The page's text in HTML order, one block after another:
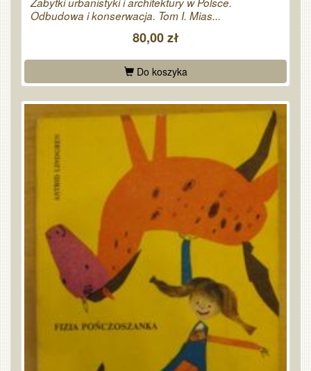
Odbudowa i konserwacja. Tom I. Mias...
80,00 zł
Do koszyka